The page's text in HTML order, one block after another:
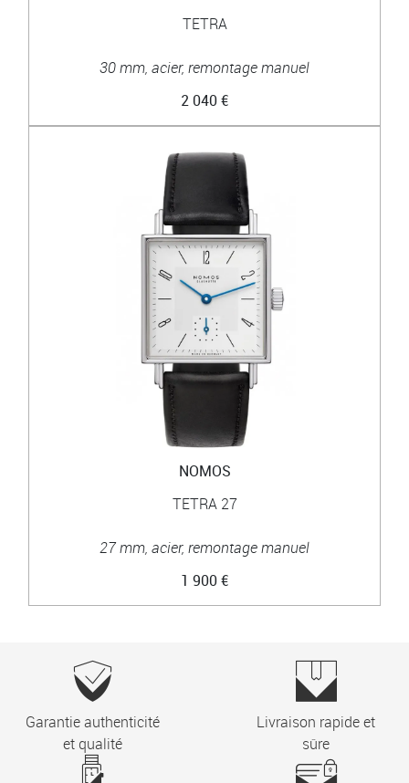
TETRA
30 mm, acier, remontage manuel
2 040 €
NOMOS
TETRA 27
27 mm, acier, remontage manuel
1 900 €
Garantie authenticité
et qualité
Livraison rapide et
sûre